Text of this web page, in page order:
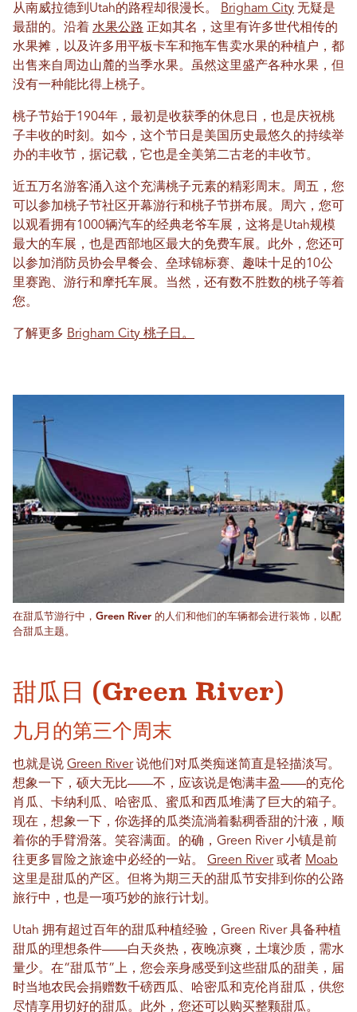
从南威拉德到Utah的路程却很漫长。 Brigham City 无疑是
最甜的。沿着 水果公路 正如其名，这里有许多世代相传的
水果摊，以及许多用平板卡车和拖车售卖水果的种植户，都
出售来自周边山麓的当季水果。虽然这里盛产各种水果，但
没有一种能比得上桃子。
桃子节始于1904年，最初是收获季的休息日，也是庆祝桃
子丰收的时刻。如今，这个节日是美国历史最悠久的持续举
办的丰收节，据记载，它也是全美第二古老的丰收节。
近五万名游客涌入这个充满桃子元素的精彩周末。周五，您
可以参加桃子节社区开幕游行和桃子节拼布展。周六，您可
以观看拥有1000辆汽车的经典老爷车展，这将是Utah规模
最大的车展，也是西部地区最大的免费车展。此外，您还可
以参加消防员协会早餐会、垒球锦标赛、趣味十足的10公
里赛跑、游行和摩托车展。当然，还有数不胜数的桃子等着
您。
了解更多 Brigham City 桃子日。
在甜瓜节游行中，Green River 的人们和他们的车辆都会进行装饰，以配
合甜瓜主题。
甜瓜日 (Green River)
九月的第三个周末
也就是说 Green River说他们对瓜类痴迷简直是轻描淡写。
想象一下，硕大无比——不，应该说是饱满丰盈——的克伦
肖瓜、卡纳利瓜、哈密瓜、蜜瓜和西瓜堆满了巨大的箱子。
现在，想象一下，你选择的瓜类流淌着黏稠香甜的汁液，顺
着你的手臂滑落。笑容满面。的确，Green River 小镇是前
往更多冒险之旅途中必经的一站。 Green River或者 Moab
这里是甜瓜的产区。但将为期三天的甜瓜节安排到你的公路
旅行中，也是一项巧妙的旅行计划。
Utah 拥有超过百年的甜瓜种植经验，Green River 具备种植
甜瓜的理想条件——白天炎热，夜晚凉爽，土壤沙质，需水
量少。在“甜瓜节”上，您会亲身感受到这些甜瓜的甜美，届
时当地农民会捐赠数千磅西瓜、哈密瓜和克伦肖甜瓜，供您
尽情享用切好的甜瓜。此外，您还可以购买整颗甜瓜。